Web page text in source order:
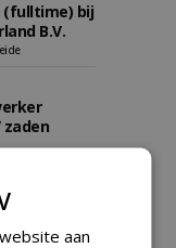
(fulltime) bij
B.V.
zaden
bij
40 uur
aan